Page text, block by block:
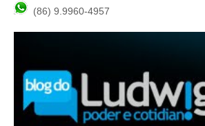
(86) 9.9960-4957